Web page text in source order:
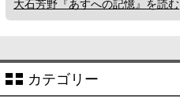
大石芳野『あすへの記憶』を読む
カテゴリー